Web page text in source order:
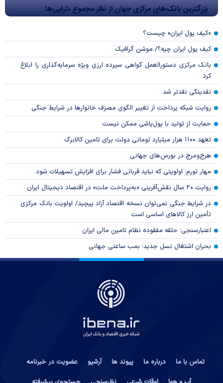
بزرگترین بانک‌های مرکزی جهان از نظر مجموع دارایی‌ها
«کیف پول ایران» چیست؟
کیف پول ایران چیه؟/ موشن گرافیک
بانک مرکزی دستورالعمل گواهی سپرده ارزی ویژه سرمایه‌گذاری را ابلاغ
کرد
نقدینگی نقدتر شد
روایت شبکه پرداخت از تغییر الگوی مصرف خانوار‌ها در شرایط جنگی
حمایت از تولید با پول‌پاشی ممکن نیست
تعهد ۱۱۰۰ هزار میلیارد تومانی دولت برای تامین کالابرگ
هرج‌ومرج در بورس‌های جهانی
مهار تورم؛ اولویتی که نباید قربانی فشار برای افزایش تسهیلات شود
روایت ۲۰ سال نقش‌آفرینی «به‌پرداخت ملت» در اقتصاد دیجیتال ایران
در شرایط جنگی نمی‌توان نسخه اقتصاد آزاد پیچید/ اولویت بانک مرکزی
تأمین ارز کالا‌های اساسی است
اعتبارسنجی؛ حلقه مفقوده نظام تامین مالی ایران
بحران اشتغال نسل جدید؛ بمب ساعتی جهانی
تماس با ما درباره ما پیوند ها آرشیو
عضویت در خبرنامه